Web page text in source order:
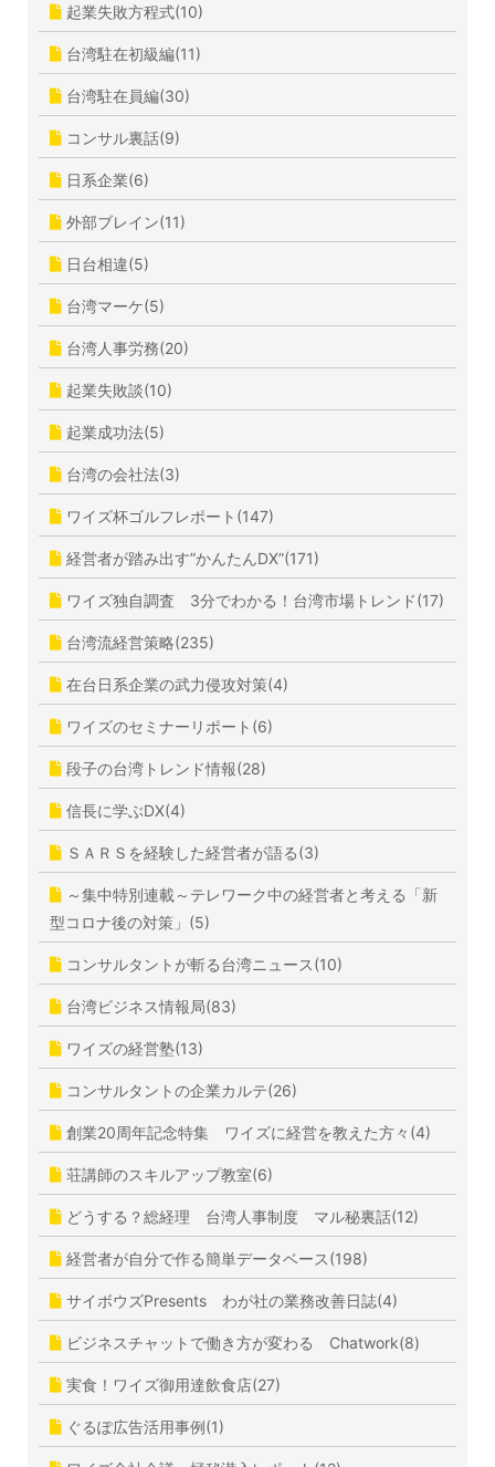
起業失敗方程式(10)
台湾駐在初級編(11)
台湾駐在員編(30)
コンサル裏話(9)
日系企業(6)
外部ブレイン(11)
日台相違(5)
台湾マーケ(5)
台湾人事労務(20)
起業失敗談(10)
起業成功法(5)
台湾の会社法(3)
ワイズ杯ゴルフレポート(147)
経営者が踏み出す”かんたんDX”(171)
ワイズ独自調査 3分でわかる！台湾市場トレンド(17)
台湾流経営策略(235)
在台日系企業の武力侵攻対策(4)
ワイズのセミナーリポート(6)
段子の台湾トレンド情報(28)
信長に学ぶDX(4)
ＳＡＲＳを経験した経営者が語る(3)
～集中特別連載～テレワーク中の経営者と考える「新
型コロナ後の対策」(5)
コンサルタントが斬る台湾ニュース(10)
台湾ビジネス情報局(83)
ワイズの経営塾(13)
コンサルタントの企業カルテ(26)
創業20周年記念特集 ワイズに経営を教えた方々(4)
荘講師のスキルアップ教室(6)
どうする？総経理 台湾人事制度 マル秘裏話(12)
経営者が自分で作る簡単データベース(198)
サイボウズPresents わが社の業務改善日誌(4)
ビジネスチャットで働き方が変わる Chatwork(8)
実食！ワイズ御用達飲食店(27)
ぐるぽ広告活用事例(1)